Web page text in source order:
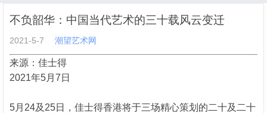
不负韶华：中国当代艺术的三十载风云变迁
2021-5-7 潮望艺术网
来源：佳士得
2021年5月7日
5月24及25日，佳士得香港将于三场精心策划的二十及二十